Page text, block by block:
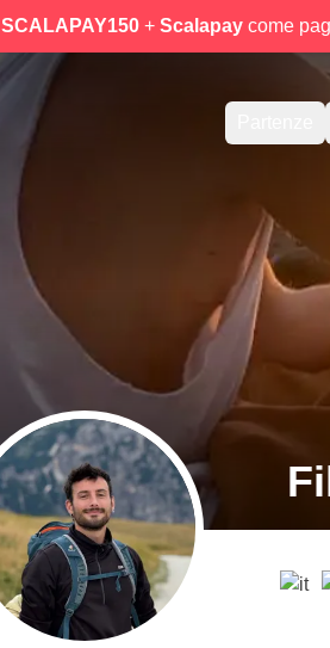
SCALAPAY150+ Scalapaycome